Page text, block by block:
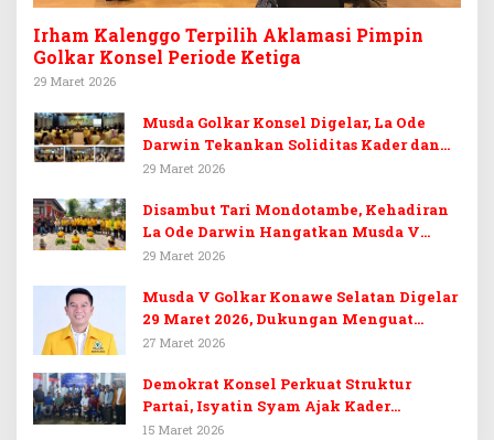
Irham Kalenggo Terpilih Aklamasi Pimpin
Golkar Konsel Periode Ketiga
29 Maret 2026
Musda Golkar Konsel Digelar, La Ode
Darwin Tekankan Soliditas Kader dan
Target 14 Kursi DPRD Konawe Selatan
29 Maret 2026
Disambut Tari Mondotambe, Kehadiran
La Ode Darwin Hangatkan Musda V
Golkar Konsel
29 Maret 2026
Musda V Golkar Konawe Selatan Digelar
29 Maret 2026, Dukungan Menguat
untuk Irham Kalenggo
27 Maret 2026
Demokrat Konsel Perkuat Struktur
Partai, Isyatin Syam Ajak Kader
Kembalikan Kejayaan
15 Maret 2026